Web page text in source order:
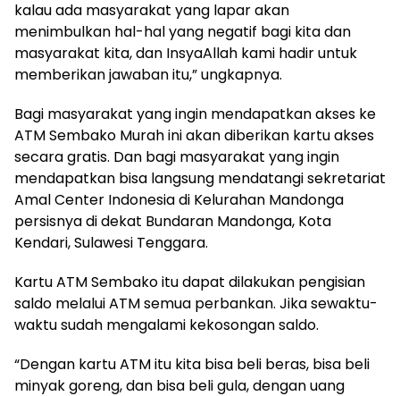
kalau ada masyarakat yang lapar akan
menimbulkan hal-hal yang negatif bagi kita dan
masyarakat kita, dan InsyaAllah kami hadir untuk
memberikan jawaban itu,” ungkapnya.
Bagi masyarakat yang ingin mendapatkan akses ke
ATM Sembako Murah ini akan diberikan kartu akses
secara gratis. Dan bagi masyarakat yang ingin
mendapatkan bisa langsung mendatangi sekretariat
Amal Center Indonesia di Kelurahan Mandonga
persisnya di dekat Bundaran Mandonga, Kota
Kendari, Sulawesi Tenggara.
Kartu ATM Sembako itu dapat dilakukan pengisian
saldo melalui ATM semua perbankan. Jika sewaktu-
waktu sudah mengalami kekosongan saldo.
“Dengan kartu ATM itu kita bisa beli beras, bisa beli
minyak goreng, dan bisa beli gula, dengan uang